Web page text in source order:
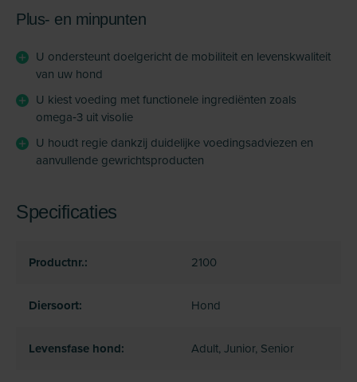
Plus- en minpunten
U ondersteunt doelgericht de mobiliteit en levenskwaliteit
van uw hond
U kiest voeding met functionele ingrediënten zoals
omega‑3 uit visolie
U houdt regie dankzij duidelijke voedingsadviezen en
aanvullende gewrichtsproducten
Specificaties
Productnr.: 2100
Diersoort: Hond
Levensfase hond: Adult, Junior, Senior